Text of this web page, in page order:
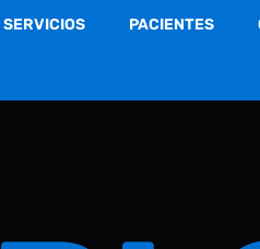
SERVICIOS PACIENTES